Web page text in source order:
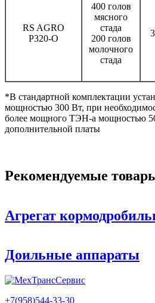
RS AGRO
P320-O
400 голов
мясного
стада
200 голов
молочного
стада
*В стандартной комплектации
мощностью 300 Вт, при
более мощного ТЭН-а мощностью
дополнительной платы
Рекомендуемые
Агрегат
Доильные аппараты
+7(958)544-33-30